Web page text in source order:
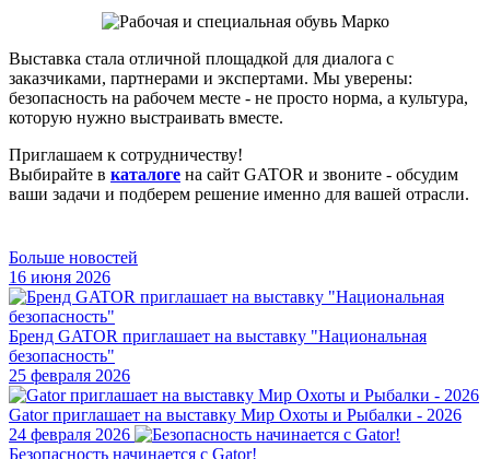
Выставка стала отличной площадкой для диалога с
заказчиками, партнерами и экспертами. Мы уверены:
безопасность на рабочем месте - не просто норма, а культура,
которую нужно выстраивать вместе.
Приглашаем к сотрудничеству!
Выбирайте в каталоге на сайт GATOR и звоните - обсудим
ваши задачи и подберем решение именно для вашей отрасли.
Больше новостей
16 июня 2026
Бренд GATOR приглашает на выставку "Национальная
безопасность"
25 февраля 2026
Gator приглашает на выставку Мир Охоты и Рыбалки - 2026
24 февраля 2026
Безопасность начинается с Gator!